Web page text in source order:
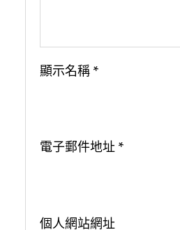
顯示名稱 *
電子郵件地址 *
個人網站網址